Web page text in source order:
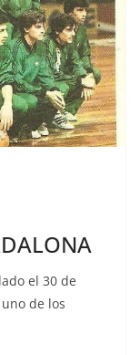
el 30 de
de los